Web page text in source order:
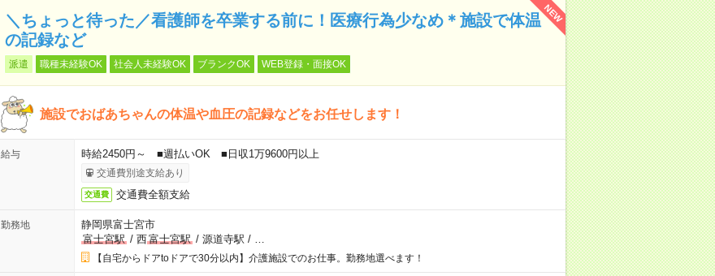
NEW
＼ちょっと待った／看護師を卒業する前に！医療行為少なめ＊施設で体温
の記録など
派遣 職種未経験OK 社会人未経験OK ブランクOK WEB登録・面接OK
施設でおばあちゃんの体温や血圧の記録などをお任せします！
給与 時給2450円～ ■週払いOK ■日収1万9600円以上
交通費別途支給あり
交通費 交通費全額支給
勤務地
静岡県富士宮市
富士宮駅/ 西富士宮駅/ 源道寺駅 /
【自宅からドアtoドアで30分以内】介護施設でのお仕事。勤務地選べます！